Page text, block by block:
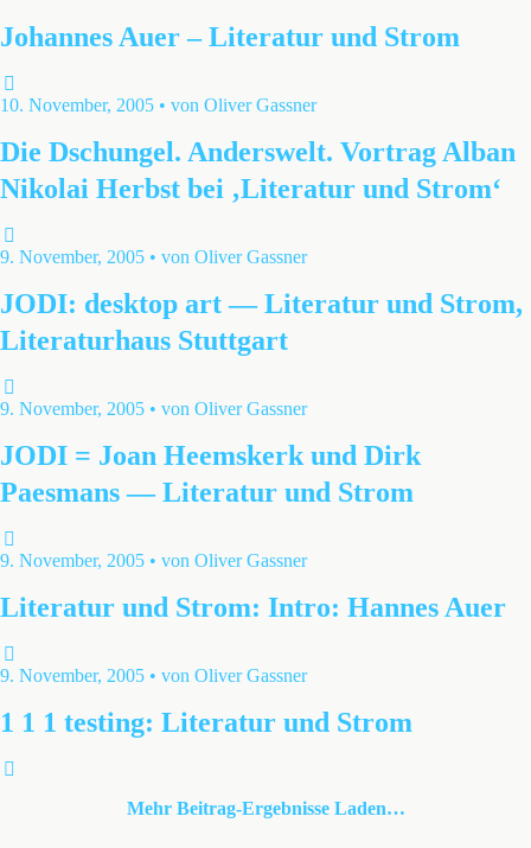
Johannes Auer – Literatur und Strom
10. November, 2005 • von Oliver Gassner
Die Dschungel. Anderswelt. Vortrag Alban
Nikolai Herbst bei ‚Literatur und Strom‘
9. November, 2005 • von Oliver Gassner
JODI: desktop art — Literatur und Strom,
Literaturhaus Stuttgart
9. November, 2005 • von Oliver Gassner
JODI = Joan Heemskerk und Dirk
Paesmans — Literatur und Strom
9. November, 2005 • von Oliver Gassner
Literatur und Strom: Intro: Hannes Auer
9. November, 2005 • von Oliver Gassner
1 1 1 testing: Literatur und Strom
Mehr Beitrag-Ergebnisse Laden…